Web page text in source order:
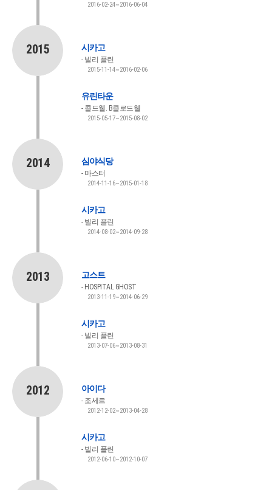
2016-02-24~2016-06-04
2015 시카고
빌리 플린
2015-11-14~2016-02-06
유린타운
콜드웰. B클로드웰
2015-05-17~2015-08-02
2014 심야식당
마스터
2014-11-16~2015-01-18
시카고
빌리 플린
2014-08-02~2014-09-28
2013 고스트
HOSPITAL GHOST
2013-11-19~2014-06-29
시카고
빌리 플린
2013-07-06~2013-08-31
2012 아이다
조세르
2012-12-02~2013-04-28
시카고
빌리 플린
2012-06-10~2012-10-07